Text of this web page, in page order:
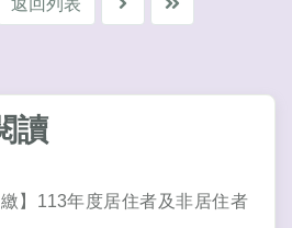
返回列表
讀
】113年度居住者及非居住者